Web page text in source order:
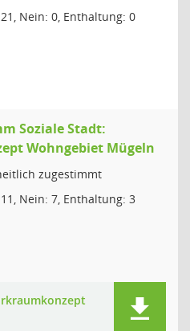
21, Nein: 0, Enthaltung: 0
Soziale Stadt:
Wohngebiet Mügeln
zugestimmt
11, Nein: 7, Enthaltung: 3